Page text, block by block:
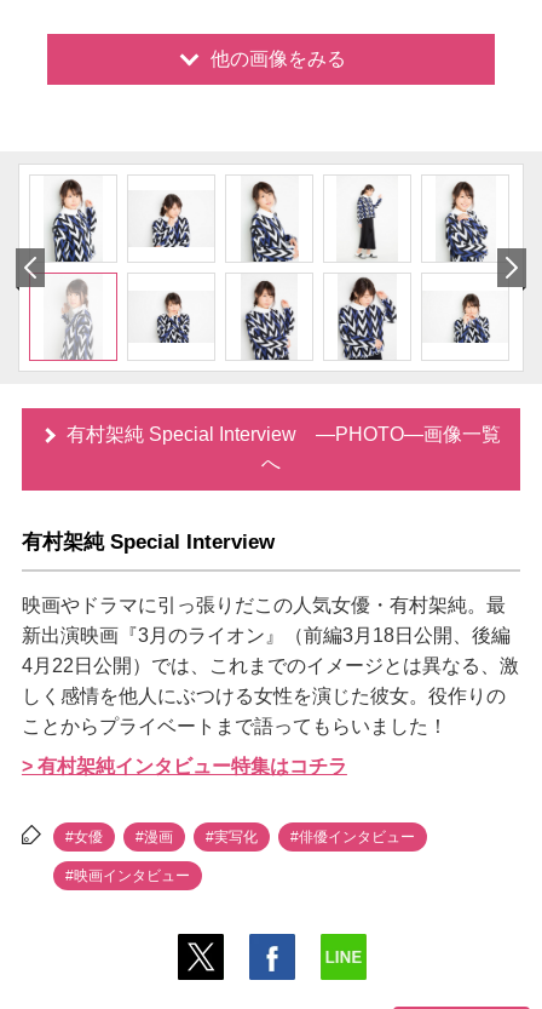
他の画像をみる
有村架純 Special Interview ―PHOTO―画像一覧
へ
有村架純 Special Interview
映画やドラマに引っ張りだこの人気女優・有村架純。最
新出演映画『3月のライオン』（前編3月18日公開、後編
4月22日公開）では、これまでのイメージとは異なる、激
しく感情を他人にぶつける女性を演じた彼女。役作りの
ことからプライベートまで語ってもらいました！
> 有村架純インタビュー特集はコチラ
#女優 #漫画 #実写化 #俳優インタビュー
#映画インタビュー